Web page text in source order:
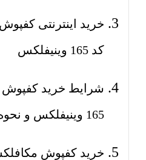
کد 165 وینیفلکس
165 وینیفلکس و نحوه ارسال